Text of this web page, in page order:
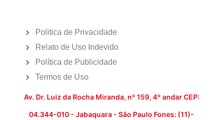
Politica de Privacidade
Relato de Uso Indevido
Política de Publicidade
Termos de Uso
Av. Dr. Luiz da Rocha Miranda, nº 159, 4º andar CEP:
04.344-010 - Jabaquara - São Paulo Fones: (11)-